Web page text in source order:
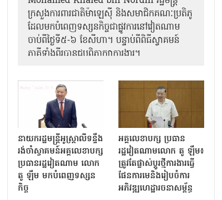
ក្រសួងការពារជាតិម៉ាឡេស៊ី និងសមាជិកគណៈប្រតិភូ
ដែលមកបំពេញទស្សនកិច្ចជាផ្លូវការនៅវៀតណាម
ចាប់ពីថ្ងៃទី៥-៦ ខែសីហា។ បន្ទាប់ពីពិធីស្វាគមន៍
ភាគីទាំងពីរបានជួបពិភាក្សាការងារ​។
នាយករដ្ឋមន្ត្រីអូស្ត្រាលីទន្ទឹង
រង់ចាំស្វាគមន៍អគ្គលេខាបក្ស
ប្រធានរដ្ឋវៀតណាម លោក
តូ ឡឹម មកបំពេញទស្សន
កិច្ច
អគ្គលេខាបក្ស ប្រធាន
រដ្ឋវៀតណាមលោក តូ ឡឹម៖
ត្រូវតែផ្លាស់ប្ដូរថ្មីការងារធ្វើ
ផែនការមេនិងរៀបចំការ
អភិវឌ្ឍហេដ្ឋារចនាសម្ព័ន្ធ